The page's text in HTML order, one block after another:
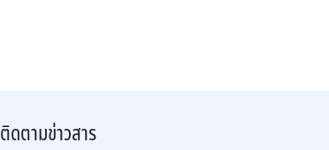
ติดตามข่าวสาร